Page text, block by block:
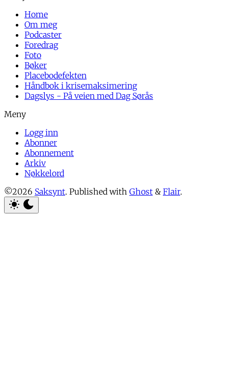
Home
Om meg
Podcaster
Foredrag
Foto
Bøker
Placebodefekten
Håndbok i krisemaksimering
Dagslys - På veien med Dag Sørås
Logg inn
Abonner
Abonnement
Arkiv
Nøkkelord
©2026 Saksynt. Published with Ghost & Flair.